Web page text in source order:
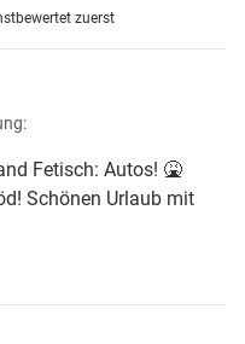
zuerst
Fetisch: Autos! 🤮
Schönen Urlaub mit